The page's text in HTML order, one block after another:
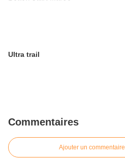
Ultra trail
Commentaires
Ajouter un commentaire